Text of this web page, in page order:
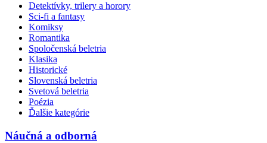
Detektívky, trilery a horory
Sci-fi a fantasy
Komiksy
Romantika
Spoločenská beletria
Klasika
Historické
Slovenská beletria
Svetová beletria
Poézia
Ďalšie kategórie
Náučná a odborná